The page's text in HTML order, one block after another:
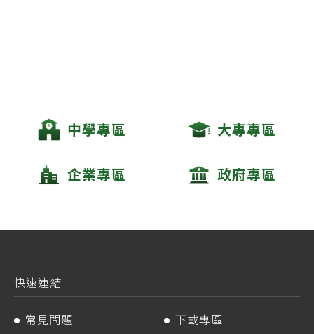
中學專區 大專專區
企業專區 政府專區
快速連結
常見問題
下載專區